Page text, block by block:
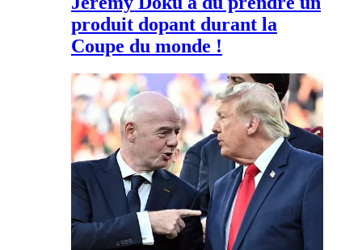
produit dopant durant la
Coupe du monde !